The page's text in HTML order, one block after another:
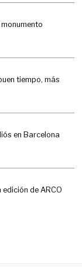
tiempo, más
en Barcelona
de ARCO